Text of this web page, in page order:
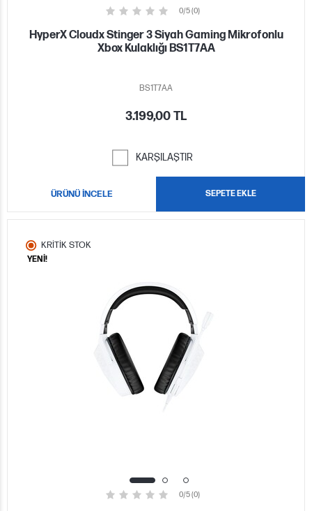
0/5 (0)
HyperX Cloudx Stinger 3 Siyah Gaming Mikrofonlu
Xbox Kulaklığı BS1T7AA
BS1T7AA
3.199,00 TL
KARŞILAŞTIR
ÜRÜNÜ İNCELE SEPETE EKLE
KRİTİK STOK
YENİ!
0/5 (0)